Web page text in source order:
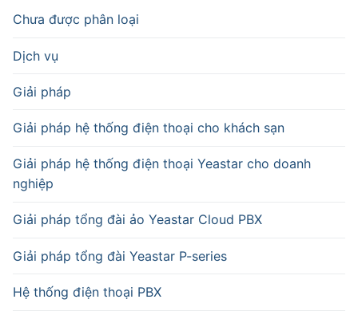
Chưa được phân loại
Dịch vụ
Giải pháp
Giải pháp hệ thống điện thoại cho khách sạn
Giải pháp hệ thống điện thoại Yeastar cho doanh
nghiệp
Giải pháp tổng đài ảo Yeastar Cloud PBX
Giải pháp tổng đài Yeastar P-series
Hệ thống điện thoại PBX